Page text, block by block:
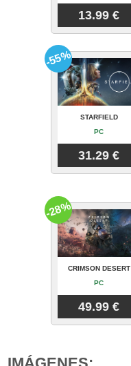
13.99 €
STARFIELD
PC
31.29 €
-55%
CRIMSON DESERT
PC
49.99 €
-28%